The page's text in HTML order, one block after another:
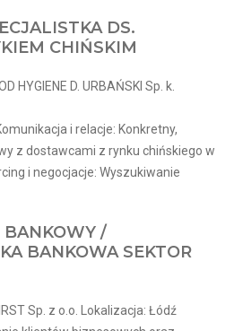
DS.
CHIŃSKIM
HYGIENE D. URBAŃSKI Sp. k.
i relacje: Konkretny,
z dostawcami z rynku chińskiego w
i negocjacje: Wyszukiwanie
BANKOWY /
BANKOWA SEKTOR
Sp. z o.o. Lokalizacja: Łódź